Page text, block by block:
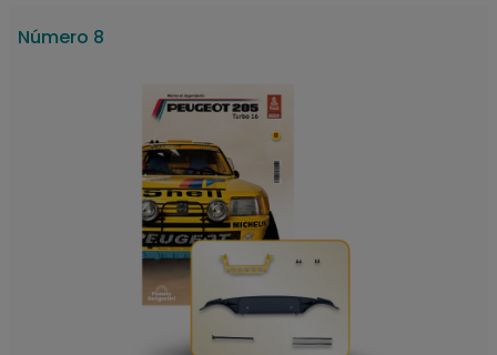
Número 8